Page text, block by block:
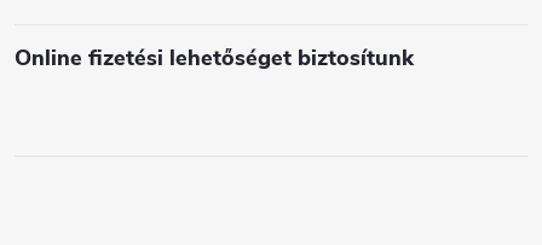
Online fizetési lehetőséget biztosítunk